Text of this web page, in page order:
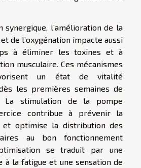
synergique, l’amélioration de la
de l’oxygénation impacte aussi
à éliminer les toxines et à
musculaire. Ces mécanismes
un état de vitalité
les premières semaines de
La stimulation de la pompe
contribue à prévenir la
et optimise la distribution des
au bon fonctionnement
se traduit par une
à la fatigue et une sensation de